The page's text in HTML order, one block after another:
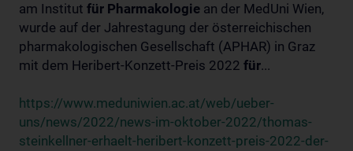
am Institut für Pharmakologie an der MedUni Wien,
wurde auf der Jahrestagung der österreichischen
pharmakologischen Gesellschaft (APHAR) in Graz
mit dem Heribert-Konzett-Preis 2022 für...
https://www.meduniwien.ac.at/web/ueber-
uns/news/2022/news-im-oktober-2022/thomas-
steinkellner-erhaelt-heribert-konzett-preis-2022-der-